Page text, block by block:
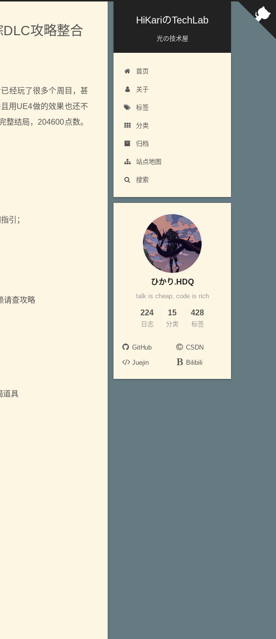
HiKariのTechLab
光の技术屋
首页
关于
标签
分类
归档
站点地图
搜索
DLC攻略整合
经玩了很多个周目，甚
用UE4做的效果也还不
结局，204600点数。
引；
请查攻略
道具
ひかり.HDQ
talk is cheap, code is rich
224
日志
15
分类
428
标签
GitHub CSDN
Juejin Bilibili